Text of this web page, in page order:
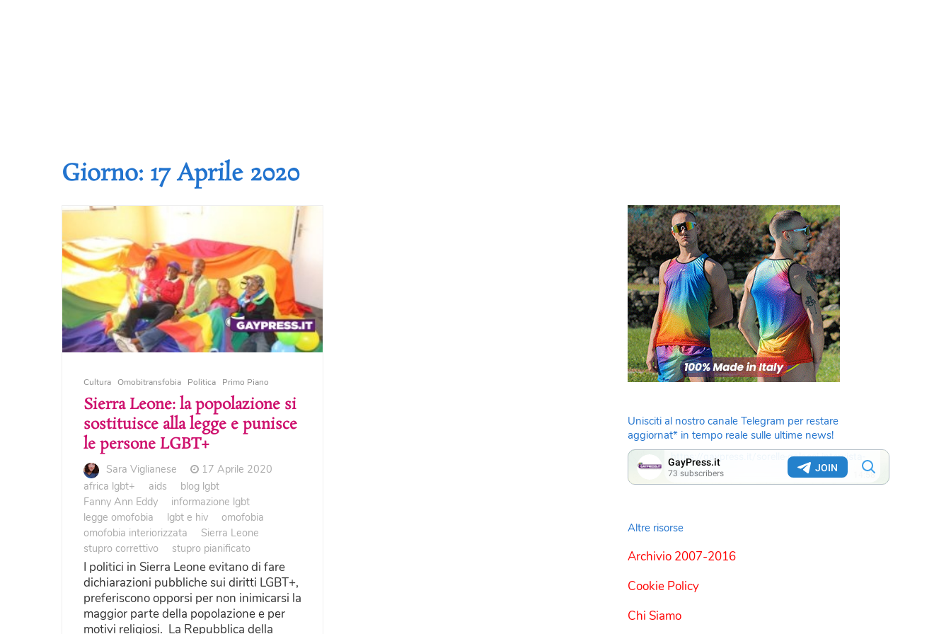
Giorno: 17 Aprile 2020
Cultura Omobitransfobia Politica Primo Piano
Sierra Leone: la popolazione si
sostituisce alla legge e punisce
le persone LGBT+
Sara Viglianese
17 Aprile 2020
africa lgbt+
aids
blog lgbt
Fanny Ann Eddy
informazione lgbt
legge omofobia
lgbt e hiv
omofobia
omofobia interiorizzata
Sierra Leone
stupro correttivo
stupro pianificato
I politici in Sierra Leone evitano di fare
dichiarazioni pubbliche sui diritti LGBT+,
preferiscono opporsi per non inimicarsi la
maggior parte della popolazione e per
motivi religiosi. La Repubblica della
Unisciti al nostro canale Telegram per restare
aggiornat* in tempo reale sulle ultime news!
Altre risorse
Archivio 2007-2016
Cookie Policy
Chi Siamo